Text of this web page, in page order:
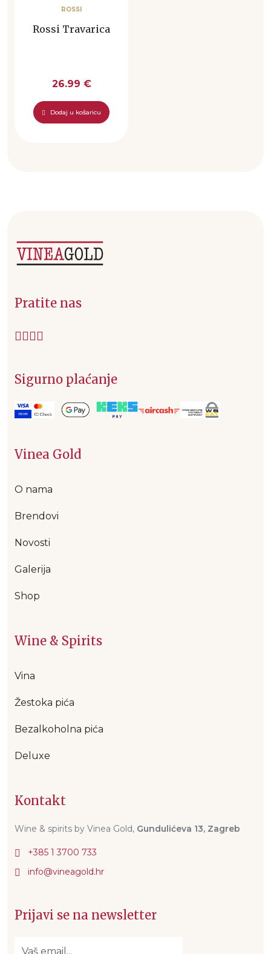
ROSSI
Rossi Travarica
26.99 €
Dodaj u košaricu
Pratite nas
Sigurno plaćanje
Vinea Gold
O nama
Brendovi
Novosti
Galerija
Shop
Wine & Spirits
Vina
Žestoka pića
Bezalkoholna pića
Deluxe
Kontakt
Wine & spirits by Vinea Gold, Gundulićeva 13, Zagreb
+385 1 3700 733
Prijavi se na newsletter